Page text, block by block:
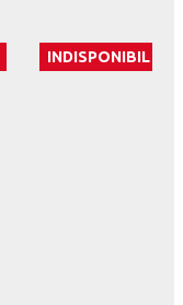
INDISPONIBIL